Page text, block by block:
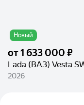
Новый
от1 633 000 ₽
Lada (ВАЗ) Vesta
2026